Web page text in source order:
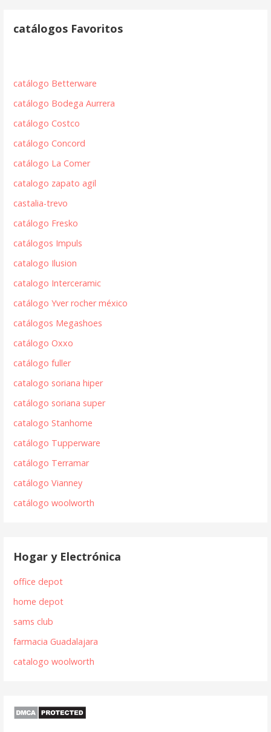
catálogos Favoritos
catálogo Betterware
catálogo Bodega Aurrera
catálogo Costco
catálogo Concord
catálogo La Comer
catalogo zapato agil
castalia-trevo
catálogo Fresko
catálogos Impuls
catalogo Ilusion
catalogo Interceramic
catálogo Yver rocher méxico
catálogos Megashoes
catálogo Oxxo
catálogo fuller
catalogo soriana hiper
catálogo soriana super
catalogo Stanhome
catálogo Tupperware
catálogo Terramar
catálogo Vianney
catálogo woolworth
Hogar y Electrónica
office depot
home depot
sams club
farmacia Guadalajara
catalogo woolworth